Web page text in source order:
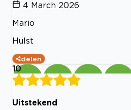
4 March 2026
Mario
Hulst
delen
10
Uitstekend